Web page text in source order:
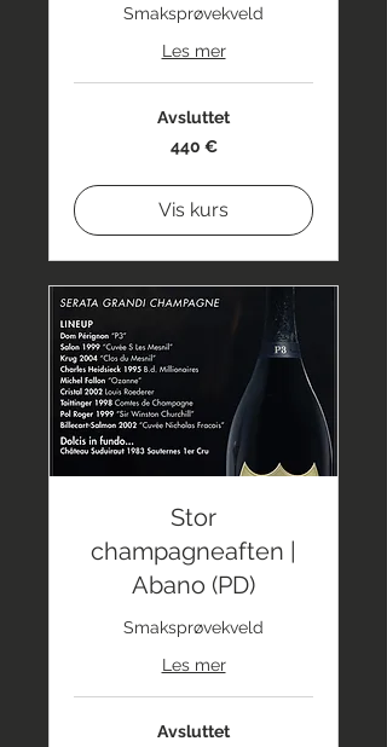
Smaksprøvekveld
Les mer
Avsluttet
440 €
Vis kurs
Stor
champagneaften |
Abano (PD)
Smaksprøvekveld
Les mer
Avsluttet